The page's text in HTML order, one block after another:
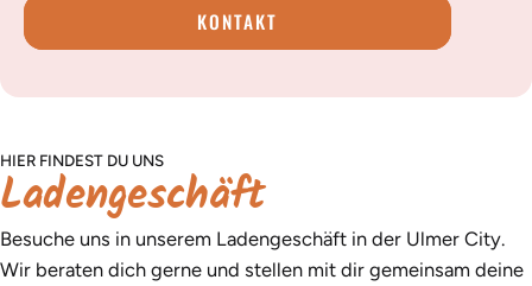
KONTAKT
HIER FINDEST DU UNS
Ladengeschäft
Besuche uns in unserem Ladengeschäft in der Ulmer City.
Wir beraten dich gerne und stellen mit dir gemeinsam deine